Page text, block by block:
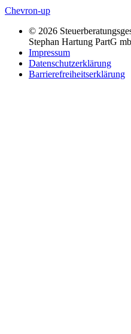
Chevron-up
© 2026
Stephan Hartung PartG
Impressum
Datenschutzerklärung
Barrierefreiheitserklärung